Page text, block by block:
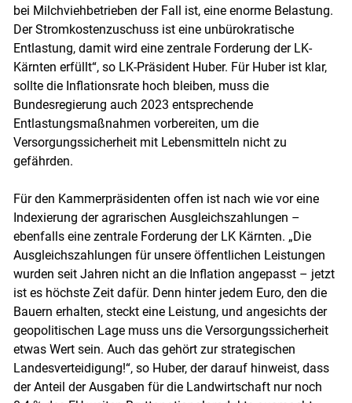
bei Milchviehbetrieben der Fall ist, eine enorme Belastung.
Der Stromkostenzuschuss ist eine unbürokratische
Entlastung, damit wird eine zentrale Forderung der LK-
Kärnten erfüllt“, so LK-Präsident Huber. Für Huber ist klar,
sollte die Inflationsrate hoch bleiben, muss die
Bundesregierung auch 2023 entsprechende
Entlastungsmaßnahmen vorbereiten, um die
Versorgungssicherheit mit Lebensmitteln nicht zu
gefährden.
Für den Kammerpräsidenten offen ist nach wie vor eine
Indexierung der agrarischen Ausgleichszahlungen –
ebenfalls eine zentrale Forderung der LK Kärnten. „Die
Ausgleichszahlungen für unsere öffentlichen Leistungen
wurden seit Jahren nicht an die Inflation angepasst – jetzt
ist es höchste Zeit dafür. Denn hinter jedem Euro, den die
Bauern erhalten, steckt eine Leistung, und angesichts der
geopolitischen Lage muss uns die Versorgungssicherheit
etwas Wert sein. Auch das gehört zur strategischen
Landesverteidigung!“, so Huber, der darauf hinweist, dass
der Anteil der Ausgaben für die Landwirtschaft nur noch